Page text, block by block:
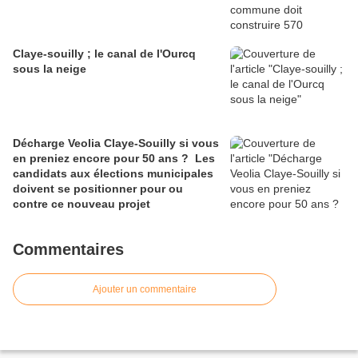
Claye-souilly ; le canal de l'Ourcq
sous la neige
Décharge Veolia Claye-Souilly si vous
en preniez encore pour 50 ans ? Les
candidats aux élections municipales
doivent se positionner pour ou
contre ce nouveau projet
Commentaires
Ajouter un commentaire